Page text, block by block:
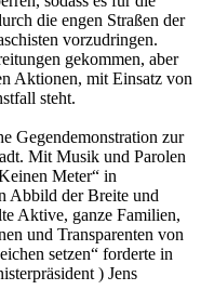
die engen Straßen der
vorzudringen.
gekommen, aber
Aktionen, mit Einsatz von
steht.
Gegendemonstration zur
Mit Musik und Parolen
Meter“ in
Abbild der Breite und
Aktive, ganze Familien,
und Transparenten von
setzen“ forderte in
) Jens